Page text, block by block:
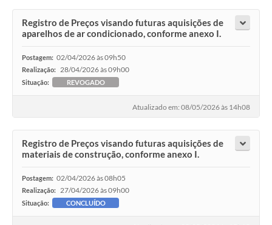
Registro de Preços visando futuras aquisições de
aparelhos de ar condicionado, conforme anexo I.
Postagem: 02/04/2026 às 09h50
Realização: 28/04/2026 às 09h00
Situação: REVOGADO
Atualizado em: 08/05/2026 às 14h08
Registro de Preços visando futuras aquisições de
materiais de construção, conforme anexo I.
Postagem: 02/04/2026 às 08h05
Realização: 27/04/2026 às 09h00
Situação: CONCLUÍDO